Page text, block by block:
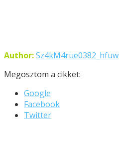
Author:Sz4kM4rue0382_hfuw
Megosztom a cikket:
Google
Facebook
Twitter